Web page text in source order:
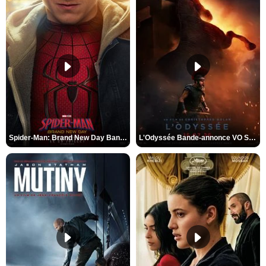
Spider-Man: Brand New Day Bande-annonce VO STFR L'Odyssée Bande-annonce VO STFR